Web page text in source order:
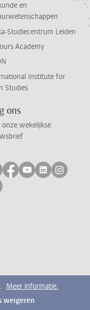
en
Studiecentrum Leiden
Academy
Institute for
Studies
ons
onze wekelijkse
ons op bluesky
Volg ons op
Volg ons op
Volg ons
Volg
ons op mastodon
Meer informatie.
weigeren